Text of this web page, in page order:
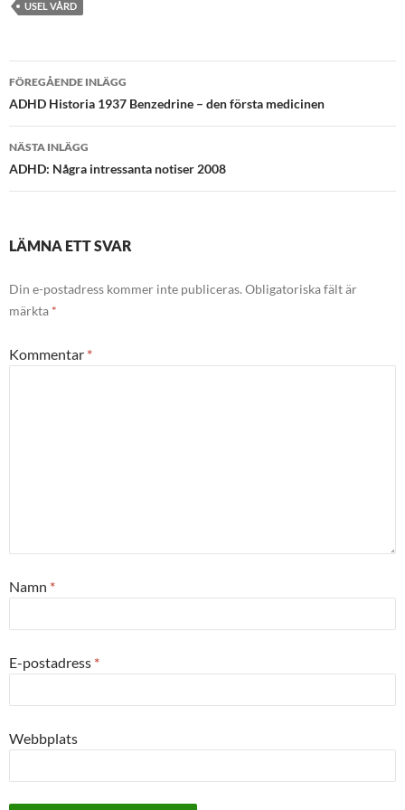
USEL VÅRD
Inläggsnavigering
FÖREGÅENDE INLÄGG
ADHD Historia 1937 Benzedrine – den första medicinen
NÄSTA INLÄGG
ADHD: Några intressanta notiser 2008
LÄMNA ETT SVAR
Din e-postadress kommer inte publiceras. Obligatoriska fält är
märkta *
Kommentar *
Namn *
E-postadress *
Webbplats